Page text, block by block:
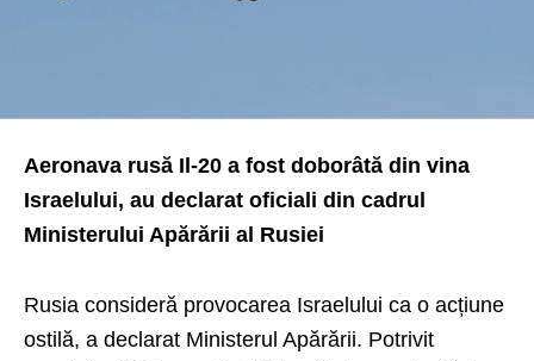
Aeronava rusă Il-20 a fost doborâtă din vina
Israelului, au declarat oficiali din cadrul
Ministerului Apărării al Rusiei
Rusia consideră provocarea Israelului ca o acțiune
ostilă, a declarat Ministerul Apărării. Potrivit